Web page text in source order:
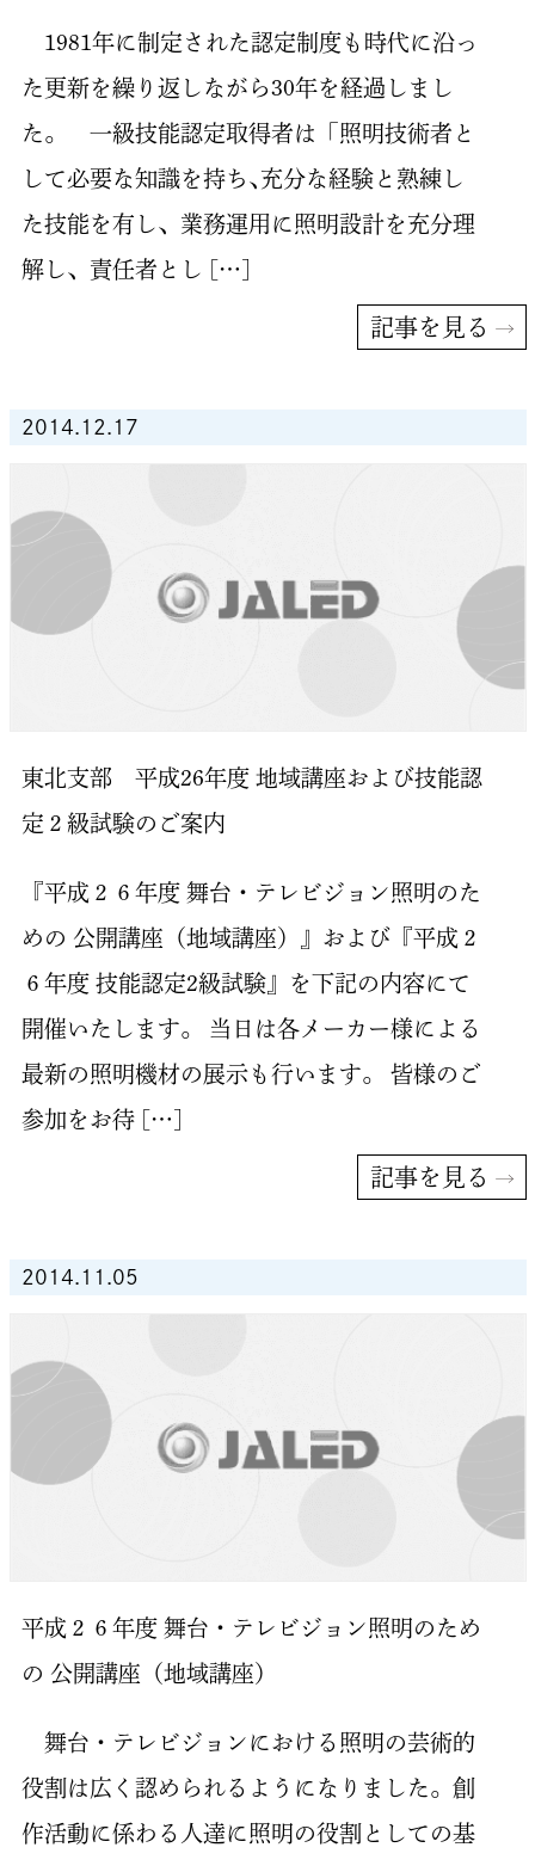
1981年に制定された認定制度も時代に沿っ
た更新を繰り返しながら30年を経過しまし
た。 一級技能認定取得者は「照明技術者と
して必要な知識を持ち､充分な経験と熟練し
た技能を有し、業務運用に照明設計を充分理
解し、責任者とし […]
記事を見る
2014.12.17
東北支部 平成26年度 地域講座および技能認
定２級試験のご案内
『平成２６年度 舞台・テレビジョン照明のた
めの 公開講座（地域講座）』および『平成２
６年度 技能認定2級試験』を下記の内容にて
開催いたします。 当日は各メーカー様による
最新の照明機材の展示も行います。 皆様のご
参加をお待 […]
記事を見る
2014.11.05
平成２６年度 舞台・テレビジョン照明のため
の 公開講座（地域講座）
舞台・テレビジョンにおける照明の芸術的
役割は広く認められるようになりました。創
作活動に係わる人達に照明の役割としての基